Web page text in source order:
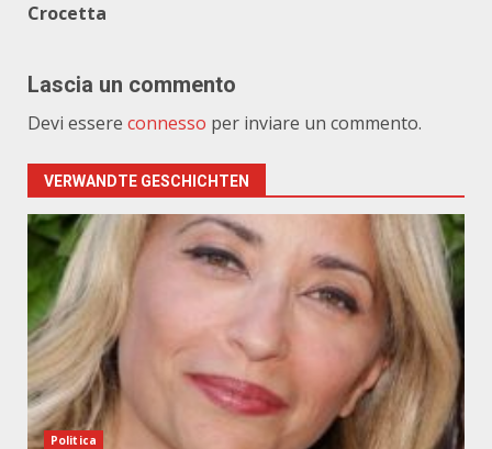
Crocetta
Lascia un commento
Devi essere connesso per inviare un commento.
VERWANDTE GESCHICHTEN
Politica